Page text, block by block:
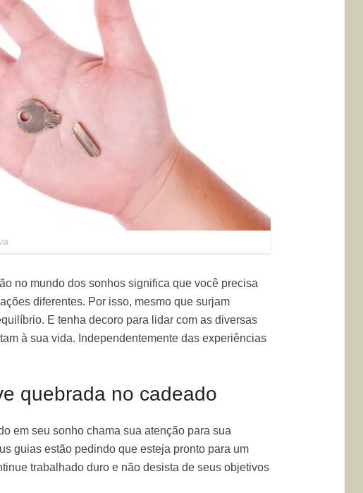
no mundo dos sonhos significa que você precisa
diferentes. Por isso, mesmo que surjam
E tenha decoro para lidar com as diversas
à sua vida. Independentemente das experiências
quebrada no cadeado
em seu sonho chama sua atenção para sua
guias estão pedindo que esteja pronto para um
trabalhado duro e não desista de seus objetivos